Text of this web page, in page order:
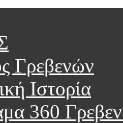
Γρεβενών
Ιστορία
360